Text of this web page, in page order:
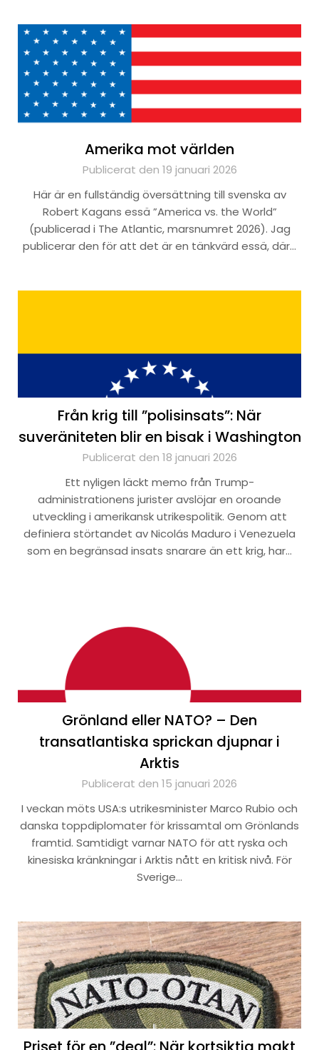
Amerika mot världen
Publicerat den 19 januari 2026
Här är en fullständig översättning till svenska av
Robert Kagans essä ”America vs. the World”
(publicerad i The Atlantic, marsnumret 2026). Jag
publicerar den för att det är en tänkvärd essä, där…
Från krig till ”polisinsats”: När
suveräniteten blir en bisak i Washington
Publicerat den 18 januari 2026
Ett nyligen läckt memo från Trump-
administrationens jurister avslöjar en oroande
utveckling i amerikansk utrikespolitik. Genom att
definiera störtandet av Nicolás Maduro i Venezuela
som en begränsad insats snarare än ett krig, har…
Grönland eller NATO? – Den
transatlantiska sprickan djupnar i
Arktis
Publicerat den 15 januari 2026
I veckan möts USA:s utrikesminister Marco Rubio och
danska toppdiplomater för krissamtal om Grönlands
framtid. Samtidigt varnar NATO för att ryska och
kinesiska kränkningar i Arktis nått en kritisk nivå. För
Sverige…